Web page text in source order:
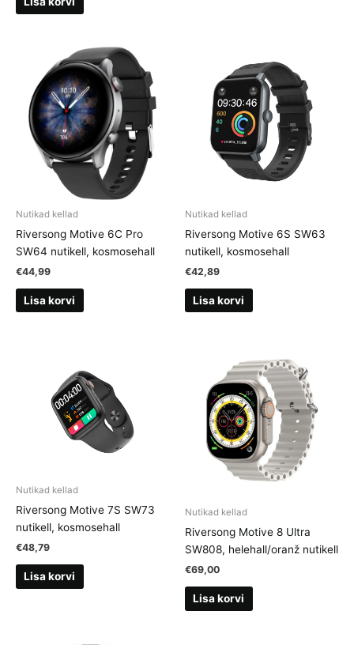
Nutikad kellad
Riversong Motive 6C Pro
SW64 nutikell, kosmosehall
€44,99
Lisa korvi
Nutikad kellad
Riversong Motive 6S SW63
nutikell, kosmosehall
€42,89
Lisa korvi
Nutikad kellad
Riversong Motive 7S SW73
nutikell, kosmosehall
€48,79
Lisa korvi
Nutikad kellad
Riversong Motive 8 Ultra
SW808, helehall/oranž nutikell
€69,00
Lisa korvi